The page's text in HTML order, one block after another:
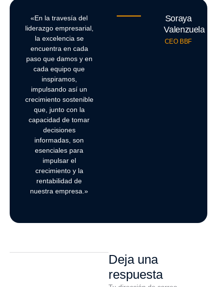
«En la travesía del
liderazgo empresarial,
la excelencia se
encuentra en cada
paso que damos y en
cada equipo que
inspiramos,
impulsando así un
crecimiento sostenible
que, junto con la
capacidad de tomar
decisiones
informadas, son
esenciales para
impulsar el
crecimiento y la
rentabilidad de
nuestra empresa.»
Soraya
Valenzuela
CEO BBF
Deja una
respuesta